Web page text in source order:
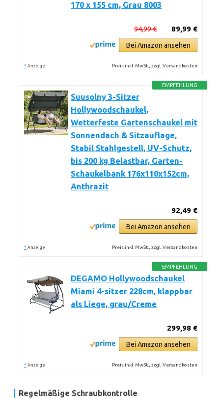
170 x 155 cm, Grau 8003
89,99 €
94,99 €
Bei Amazon ansehen
* Anzeige Preis inkl. MwSt., zzgl. Versandkosten
EMPFEHLUNG
Suusolny 3-Sitzer
Hollywoodschaukel,
Wetterfeste Gartenschaukel mit
Sonnendach & Sitzauflage,
Stabil Stahlgestell, UV-Schutz,
bis 200 kg Belastbar, Garten-
Schaukelbank 176x110x152cm,
Anthrazit
92,49 €
Bei Amazon ansehen
* Anzeige Preis inkl. MwSt., zzgl. Versandkosten
EMPFEHLUNG
DEGAMO Hollywoodschaukel
Miami 4-sitzer 228cm, klappbar
als Liege, grau/Creme
299,98 €
Bei Amazon ansehen
* Anzeige Preis inkl. MwSt., zzgl. Versandkosten
Regelmäßige Schraubkontrolle